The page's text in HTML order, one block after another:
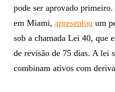
pode ser aprovado primeiro.
em Miami, apresentou um
sob a chamada Lei 40, que
de revisão de 75 dias. A lei
combinam ativos com